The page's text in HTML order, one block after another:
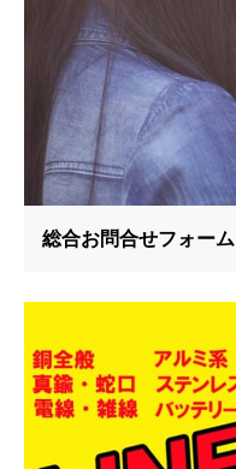
総合お問合せフォーム